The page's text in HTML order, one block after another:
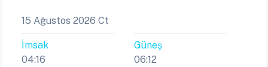
15 Ağustos 2026 Ct
İmsak
04:16
Güneş
06:12